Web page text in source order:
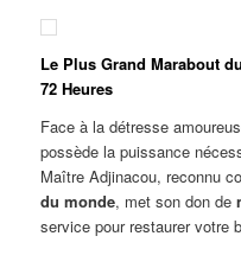
Le Plus Grand Marabout
72 Heures
Face à la détresse
possède la puissance
Maître Adjinacou, reconnu
du monde, met son don de
service pour restaurer votre